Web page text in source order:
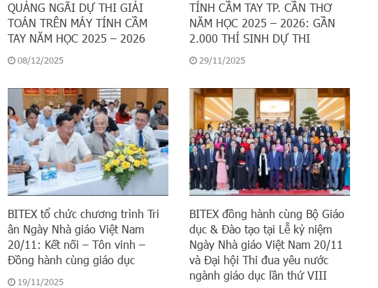
QUẢNG NGÃI DỰ THI GIẢI
TOÁN TRÊN MÁY TÍNH CẦM
TAY NĂM HỌC 2025 – 2026
08/12/2025
TÍNH CẦM TAY TP. CẦN THƠ
NĂM HỌC 2025 – 2026: GẦN
2.000 THÍ SINH DỰ THI
29/11/2025
BITEX tổ chức chương trình Tri
ân Ngày Nhà giáo Việt Nam
20/11: Kết nối – Tôn vinh –
Đồng hành cùng giáo dục
19/11/2025
BITEX đồng hành cùng Bộ Giáo
dục & Đào tạo tại Lễ kỷ niệm
Ngày Nhà giáo Việt Nam 20/11
và Đại hội Thi đua yêu nước
ngành giáo dục lần thứ VIII